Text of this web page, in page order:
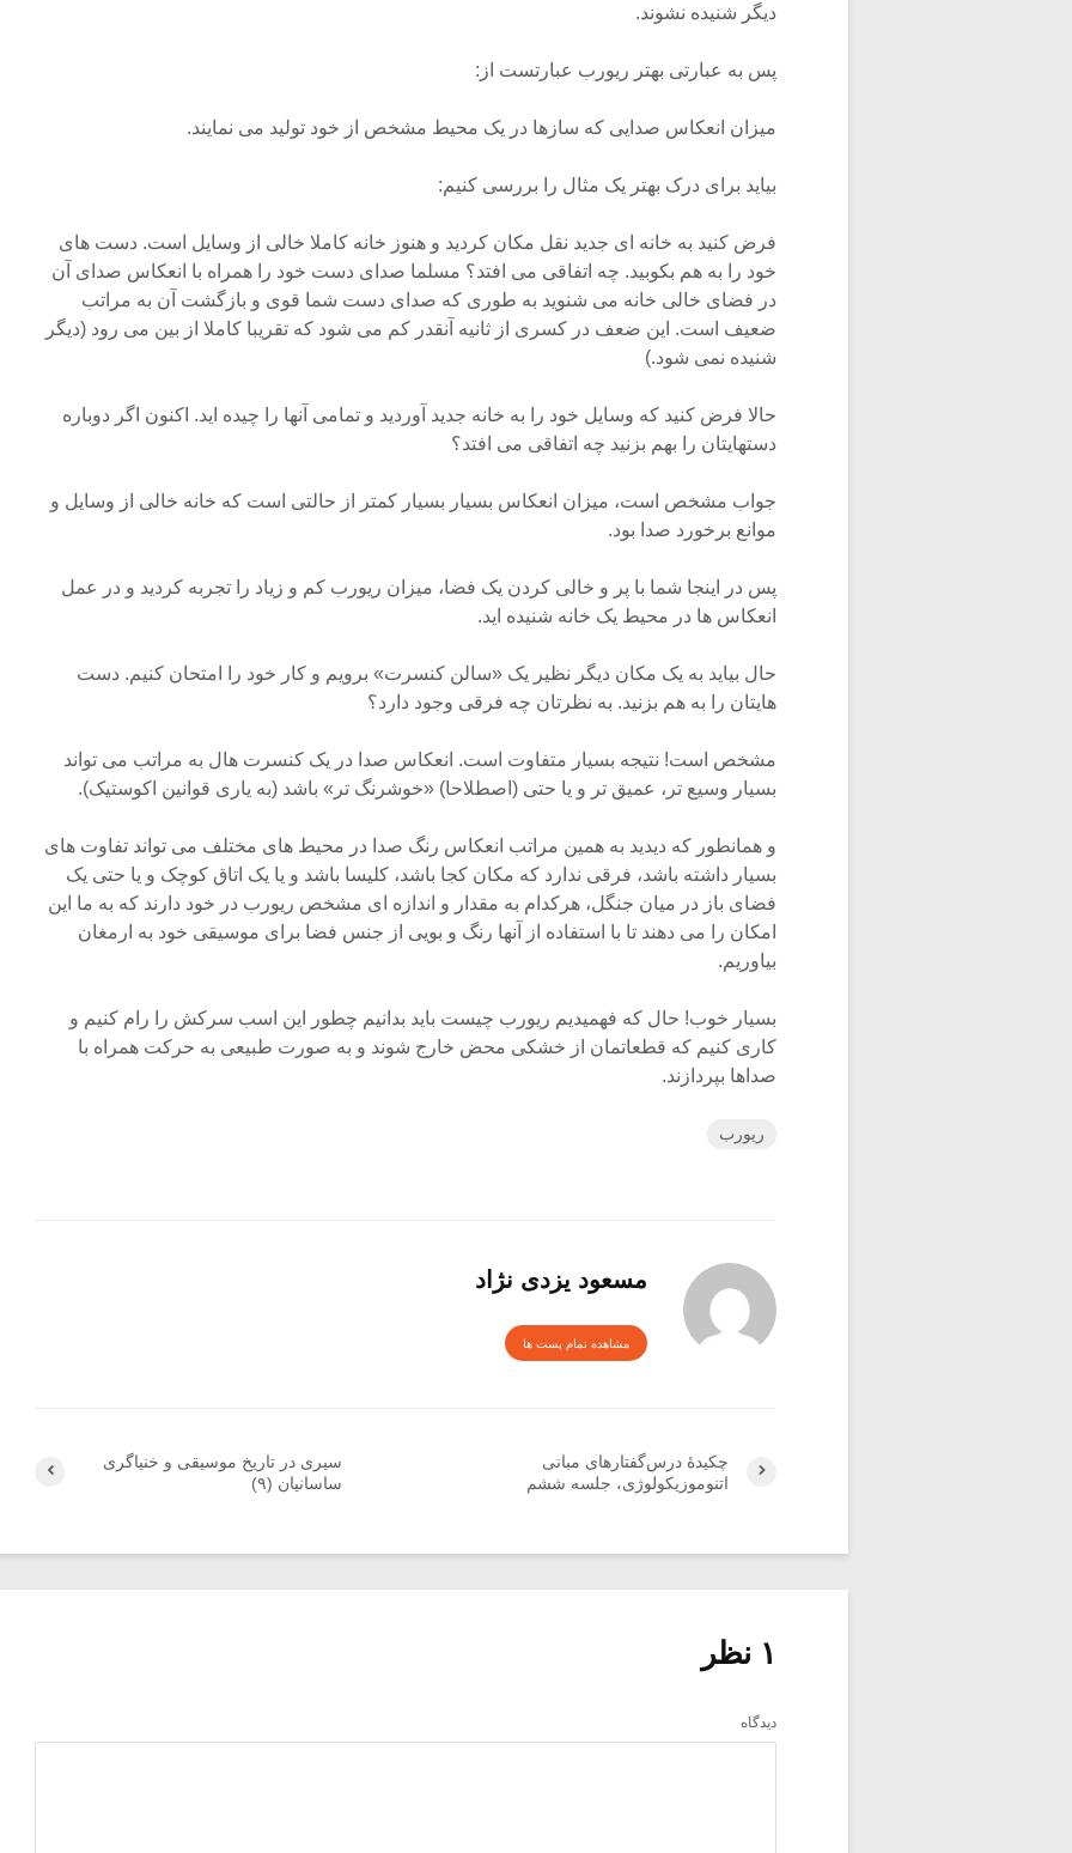
دیگر شنیده نشوند.
پس به عبارتی بهتر ریورب عبارتست از:
میزان انعکاس صدایی که سازها در یک محیط مشخص از خود تولید می نمایند.
بیاید برای درک بهتر یک مثال را بررسی کنیم:
فرض کنید به خانه ای جدید نقل مکان کردید و هنوز خانه کاملا خالی از وسایل است. دست های
خود را به هم بکوبید. چه اتفاقی می افتد؟ مسلما صدای دست خود را همراه با انعکاس صدای آن
در فضای خالی خانه می شنوید به طوری که صدای دست شما قوی و بازگشت آن به مراتب
ضعیف است. این ضعف در کسری از ثانیه آنقدر کم می شود که تقریبا کاملا از بین می رود (دیگر
شنیده نمی شود.)
حالا فرض کنید که وسایل خود را به خانه جدید آوردید و تمامی آنها را چیده اید. اکنون اگر دوباره
دستهایتان را بهم بزنید چه اتفاقی می افتد؟
جواب مشخص است، میزان انعکاس بسیار بسیار کمتر از حالتی است که خانه خالی از وسایل و
موانع برخورد صدا بود.
پس در اینجا شما با پر و خالی کردن یک فضا، میزان ریورب کم و زیاد را تجربه کردید و در عمل
انعکاس ها در محیط یک خانه شنیده اید.
حال بیاید به یک مکان دیگر نظیر یک «سالن کنسرت» برویم و کار خود را امتحان کنیم. دست
هایتان را به هم بزنید. به نظرتان چه فرقی وجود دارد؟
مشخص است! نتیجه بسیار متفاوت است. انعکاس صدا در یک کنسرت هال به مراتب می تواند
بسیار وسیع تر، عمیق تر و یا حتی (اصطلاحا) «خوشرنگ تر» باشد (به یاری قوانین اکوستیک).
و همانطور که دیدید به همین مراتب انعکاس رنگ صدا در محیط های مختلف می تواند تفاوت های
بسیار داشته باشد، فرقی ندارد که مکان کجا باشد، کلیسا باشد و یا یک اتاق کوچک و یا حتی یک
فضای باز در میان جنگل، هرکدام به مقدار و اندازه ای مشخص ریورب در خود دارند که به ما این
امکان را می دهند تا با استفاده از آنها رنگ و بویی از جنس فضا برای موسیقی خود به ارمغان
بیاوریم.
بسیار خوب! حال که فهمیدیم ریورب چیست باید بدانیم چطور این اسب سرکش را رام کنیم و
کاری کنیم که قطعاتمان از خشکی محض خارج شوند و به صورت طبیعی به حرکت همراه با
صداها بپردازند.
ریورب
مسعود یزدی نژاد
مشاهده تمام پست ها
سیری در تاریخ موسیقی و خنیاگری
ساسانیان (۹)
چکیدۀ درس‌گفتارهای مبانی
اتنوموزیکولوژی، جلسه ششم
۱ نظر
دیدگاه